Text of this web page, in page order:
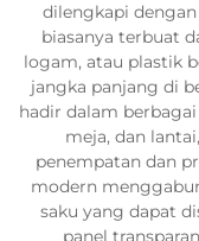
dilengkapi
biasanya terbuat
logam, atau plastik
jangka panjang di
hadir dalam
meja, dan
penempatan dan
modern
saku yang dapat
panel